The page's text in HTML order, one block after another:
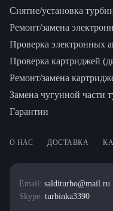
Снятие/установка
Ремонт/замена
Проверка электронных
Проверка картриджей
Ремонт/замена
Замена чугунной части
Гарантии
О НАС ДОСТАВКА
Email: salditurbo@mail.ru
Skype: turbinka3390